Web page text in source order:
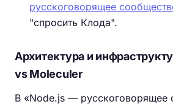
русскоговорящее
"спросить Клода".
Архитектура и
vs Moleculer
В «Node.js — русскоговорящее